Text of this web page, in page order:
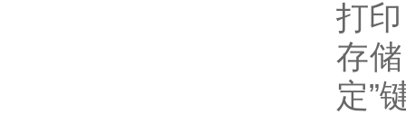
打
存
定”